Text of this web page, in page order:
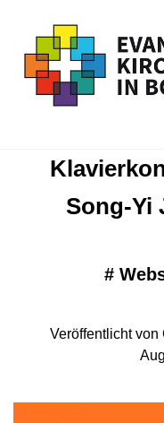
Song-Yi
#
Veröffentlicht von